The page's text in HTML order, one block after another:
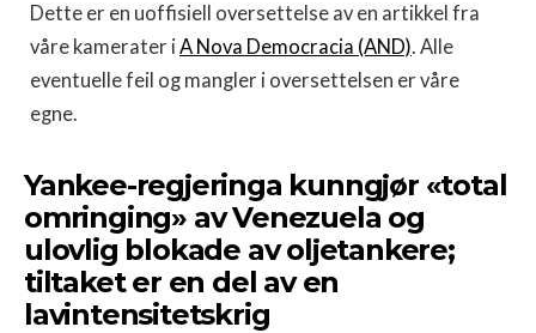
Dette er en uoffisiell oversettelse av en artikkel fra
våre kamerater i A Nova Democracia (AND). Alle
eventuelle feil og mangler i oversettelsen er våre
egne.
Yankee-regjeringa kunngjør «total
omringing» av Venezuela og
ulovlig blokade av oljetankere;
tiltaket er en del av en
lavintensitetskrig